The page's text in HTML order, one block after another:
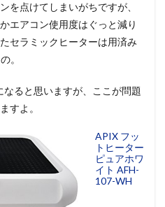
を点けてしまいがちですが、
エアコン使用度はぐっと減り
セラミックヒーターは用済み
。
ると思いますが、ここが問題
すよ。
APIX フッ
トヒーター
ピュアホワ
イト AFH-
107-WH